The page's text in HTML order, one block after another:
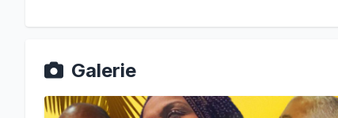
Galerie